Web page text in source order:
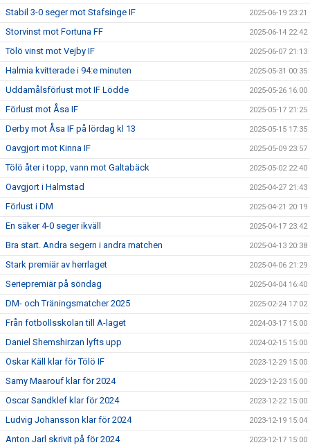
Stabil 3-0 seger mot Stafsinge IF 2025-06-19 23:21
Storvinst mot Fortuna FF 2025-06-14 22:42
Tölö vinst mot Vejby IF 2025-06-07 21:13
Halmia kvitterade i 94:e minuten 2025-05-31 00:35
Uddamålsförlust mot IF Lödde 2025-05-26 16:00
Förlust mot Åsa IF 2025-05-17 21:25
Derby mot Åsa IF på lördag kl 13 2025-05-15 17:35
Oavgjort mot Kinna IF 2025-05-09 23:57
Tölö åter i topp, vann mot Galtabäck 2025-05-02 22:40
Oavgjort i Halmstad 2025-04-27 21:43
Förlust i DM 2025-04-21 20:19
En säker 4-0 seger ikväll 2025-04-17 23:42
Bra start. Andra segern i andra matchen 2025-04-13 20:38
Stark premiär av herrlaget 2025-04-06 21:29
Seriepremiär på söndag 2025-04-04 16:40
DM- och Träningsmatcher 2025 2025-02-24 17:02
Från fotbollsskolan till A-laget 2024-03-17 15:00
Daniel Shemshirzan lyfts upp 2024-02-15 15:00
Oskar Käll klar för Tölö IF 2023-12-29 15:00
Samy Maarouf klar för 2024 2023-12-23 15:00
Oscar Sandklef klar för 2024 2023-12-22 15:00
Ludvig Johansson klar för 2024 2023-12-19 15:04
Anton Jarl skrivit på för 2024 2023-12-17 15:00